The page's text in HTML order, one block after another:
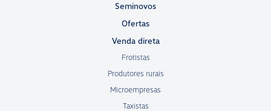
Seminovos
Ofertas
Venda direta
Frotistas
Produtores rurais
Microempresas
Taxistas